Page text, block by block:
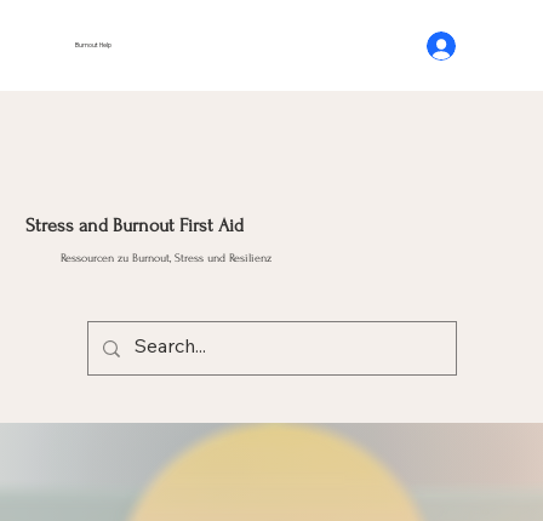
Burnout Help
Stress and Burnout First Aid
Ressourcen zu Burnout, Stress und Resilienz